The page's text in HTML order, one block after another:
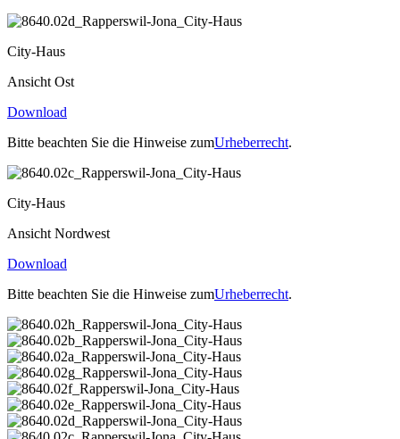
City-Haus
Ansicht Ost
Download
Bitte beachten Sie die Hinweise zumUrheberrecht.
City-Haus
Ansicht Nordwest
Download
Bitte beachten Sie die Hinweise zumUrheberrecht.